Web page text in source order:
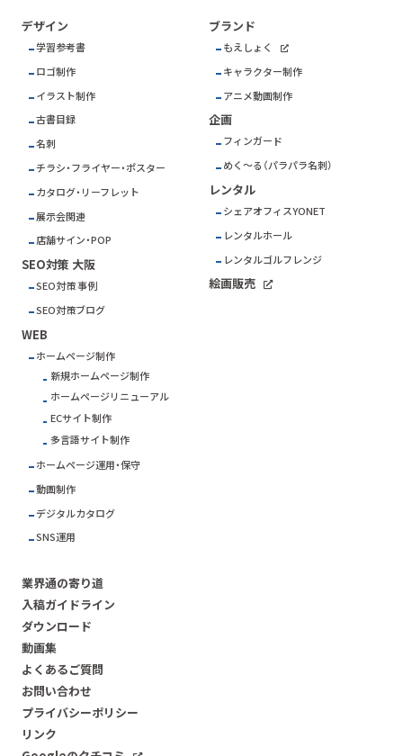
デザイン
学習参考書
ロゴ制作
イラスト制作
古書目録
名刺
チラシ・フライヤー・ポスター
カタログ・リーフレット
展示会関連
店舗サイン・POP
SEO対策 大阪
SEO対策 事例
SEO対策ブログ
WEB
ホームページ制作
新規ホームページ制作
ホームページリニューアル
ECサイト制作
多言語サイト制作
ホームページ運用・保守
動画制作
デジタルカタログ
SNS運用
ブランド
もえしょく
キャラクター制作
アニメ動画制作
企画
フィンガード
めく～る（パラパラ名刺）
レンタル
シェアオフィスYONET
レンタルホール
レンタルゴルフレンジ
絵画販売
業界通の寄り道
入稿ガイドライン
ダウンロード
動画集
よくあるご質問
お問い合わせ
プライバシーポリシー
リンク